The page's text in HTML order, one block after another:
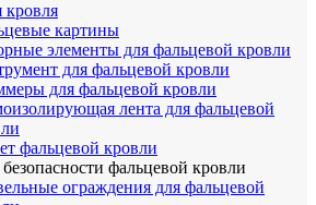
кровля
картины
элементы для фальцевой кровли
для фальцевой кровли
для фальцевой кровли
лента для фальцевой
фальцевой кровли
фальцевой кровли
ограждения для фальцевой